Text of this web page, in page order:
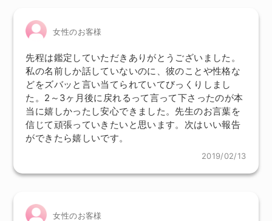
女性のお客様
先程は鑑定していただきありがとうございました。
私の名前しか話していないのに、彼のことや性格な
どをズバッと言い当てられていてびっくりしまし
た。2～3ヶ月後に戻れるって言って下さったのが本
当に嬉しかったし安心できました。先生のお言葉を
信じて頑張っていきたいと思います。次はいい報告
ができたら嬉しいです。
2019/02/13
女性のお客様